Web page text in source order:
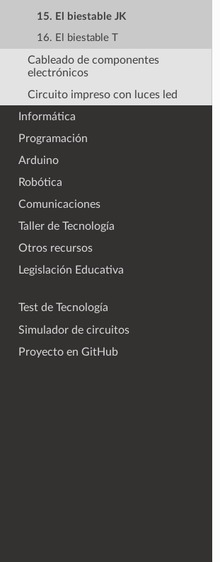
15. El biestable JK
16. El biestable T
Cableado de componentes
electrónicos
Circuito impreso con luces led
Informática
Programación
Arduino
Robótica
Comunicaciones
Taller de Tecnología
Otros recursos
Legislación Educativa
Test de Tecnología
Simulador de circuitos
Proyecto en GitHub